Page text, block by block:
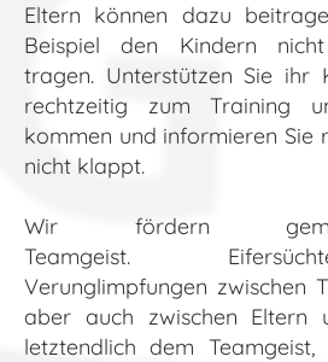
Eltern können dazu
Beispiel den Kindern
tragen. Unterstützen Sie ihr
rechtzeitig zum Training
kommen und informieren Sie
nicht klappt.
Wir fördern
Teamgeist.
Verunglimpfungen zwischen
aber auch zwischen Eltern
letztendlich dem